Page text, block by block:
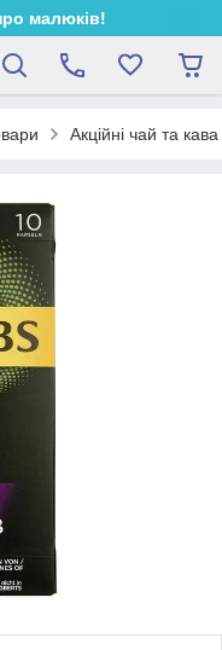
малюків!
Акційні чай та кава